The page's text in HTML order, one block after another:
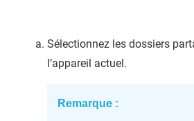
Sélectionnez les dossiers
l’appareil actuel.
Remarque :